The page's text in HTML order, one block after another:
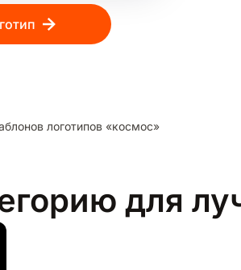
логотипов «космос»
для